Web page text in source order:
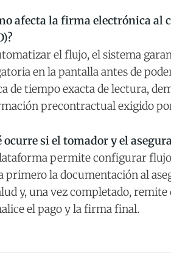
afecta la firma electrónica
el flujo, el sistema
en la pantalla antes de
de tiempo exacta de lectura,
precontractual exigido
ocurre si el tomador y el
permite configurar
primero la documentación al
y, una vez completado,
el pago y la firma final.